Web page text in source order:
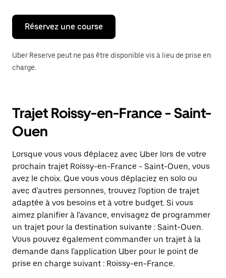
pour
fermer
calendrier.
Réservez une course
Uber Reserve peut ne pas être disponible vis à lieu de prise en
charge.
Trajet Roissy-en-France - Saint-
Ouen
Lorsque vous vous déplacez avec Uber lors de votre
prochain trajet Roissy-en-France - Saint-Ouen, vous
avez le choix. Que vous vous déplaciez en solo ou
avec d'autres personnes, trouvez l'option de trajet
adaptée à vos besoins et à votre budget. Si vous
aimez planifier à l'avance, envisagez de programmer
un trajet pour la destination suivante : Saint-Ouen.
Vous pouvez également commander un trajet à la
demande dans l'application Uber pour le point de
prise en charge suivant : Roissy-en-France.